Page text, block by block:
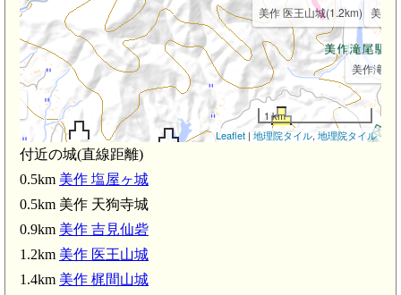
美作滝尾
美作 医王山城(1.2km) 美作
美作 鉢伏城(2.0km)
美作 台山城(2.2km)
1 km
Leaflet | 地理院タイル, 地理院タイル
付近の城(直線距離)
0.5km 美作 塩屋ヶ城
0.5km 美作 天狗寺城
0.9km 美作 吉見仙砦
1.2km 美作 医王山城
1.4km 美作 梶間山城